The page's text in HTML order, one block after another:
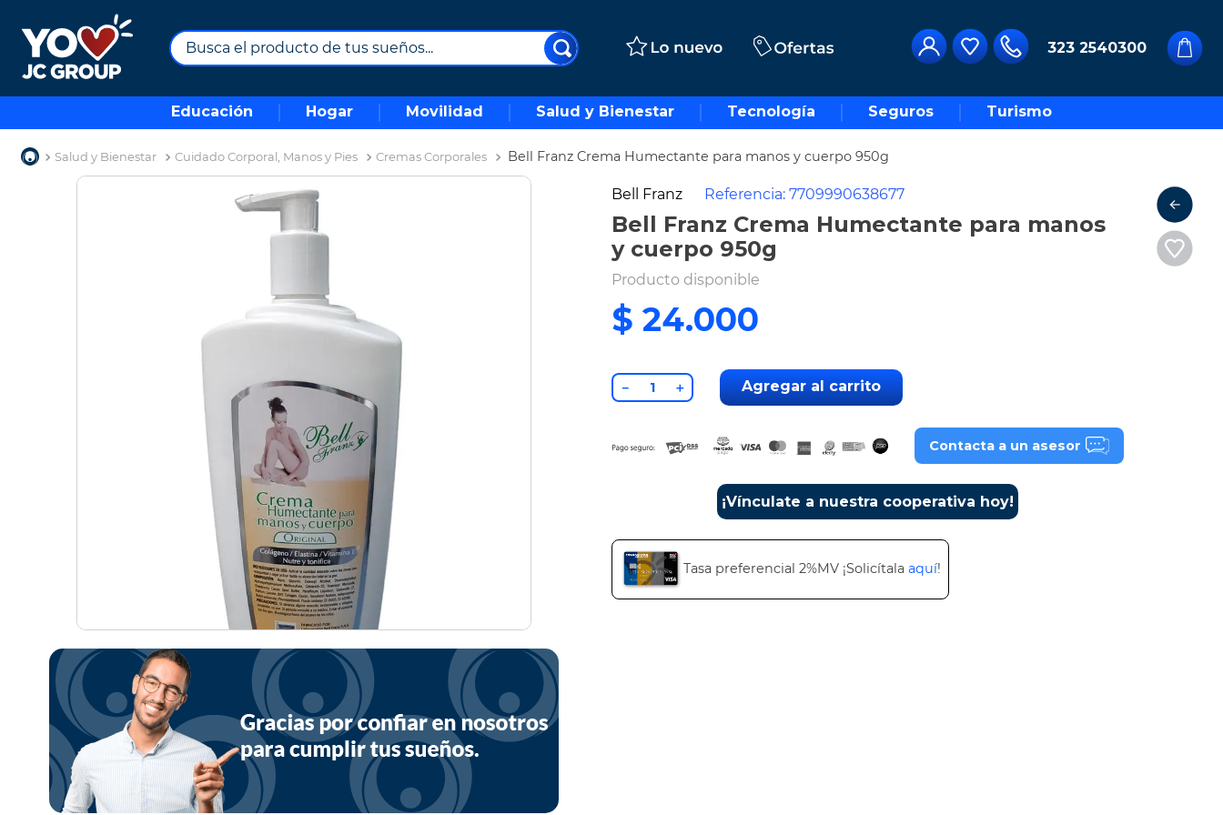
Busca el producto de tus sueños...
323 2540300
Educación Hogar Movilidad Salud y Bienestar Tecnología Seguros Turismo
Salud y Bienestar Cuidado Corporal, Manos y Pies Cremas Corporales Bell Franz Crema Humectante para manos y cuerpo 950g
Bell Franz Referencia: 7709990638677
Bell Franz Crema Humectante para manos
y cuerpo 950g
Producto disponible
$ 24.000
＋
－ Agregar al carrito
Contacta a un asesor
¡Vínculate a nuestra cooperativa hoy!
Tasa preferencial 2%MV ¡Solicítala aquí!
TÉRMINOS MÁS BUSCADOS
3.
moto